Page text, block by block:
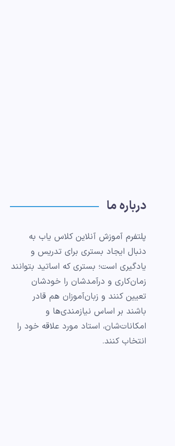
درباره ما
پلتفرم آموزش آنلاین کلاس یاب به
دنبال ایجاد بستری برای تدریس و
یادگیری است؛ بستری که اساتید بتوانند
زمان‌کاری و درآمدشان را خودشان
تعیین کنند و زبان‌آموزان هم قادر
باشند بر اساس نیازمندی‌ها و
امکانات‌شان، استاد مورد علاقه خود را
انتخاب کنند.